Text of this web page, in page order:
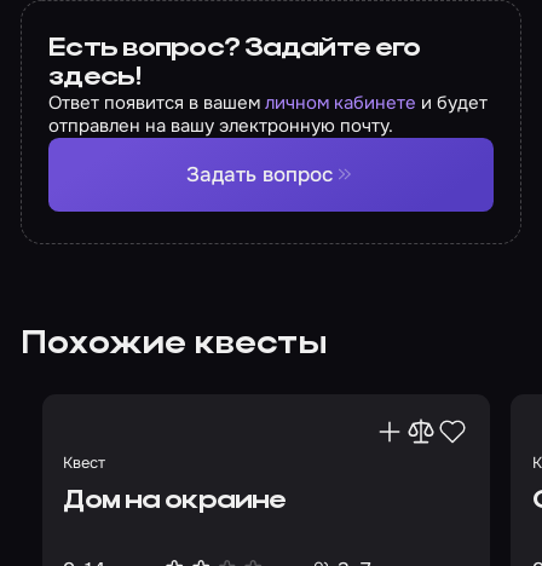
Есть вопрос? Задайте его
здесь!
Ответ появится в вашемличном кабинете и будет
отправлен на вашу электронную почту.
Задать вопрос
Похожие квесты
Квест
Дом на окраине